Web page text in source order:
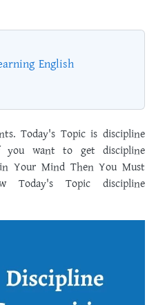
English
Today's Topic is discipline
you want to get discipline
Your Mind Then You Must
Today's Topic discipline